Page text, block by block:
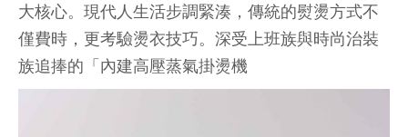
大核心。現代人生活步調緊湊，傳統的熨燙方式不
僅費時，更考驗燙衣技巧。深受上班族與時尚治裝
族追捧的「內建高壓蒸氣掛燙機